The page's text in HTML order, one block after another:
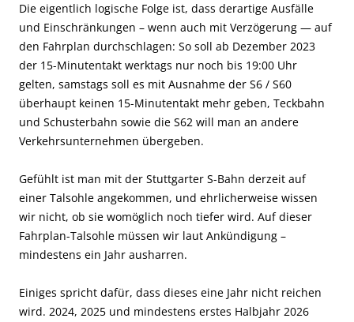
Die eigentlich logische Folge ist, dass derartige Ausfälle
und Einschränkungen – wenn auch mit Verzögerung — auf
den Fahrplan durchschlagen: So soll ab Dezember 2023
der 15-Minutentakt werktags nur noch bis 19:00 Uhr
gelten, samstags soll es mit Ausnahme der S6 / S60
überhaupt keinen 15-Minutentakt mehr geben, Teckbahn
und Schusterbahn sowie die S62 will man an andere
Verkehrsunternehmen übergeben.
Gefühlt ist man mit der Stuttgarter S-Bahn derzeit auf
einer Talsohle angekommen, und ehrlicherweise wissen
wir nicht, ob sie womöglich noch tiefer wird. Auf dieser
Fahrplan-Talsohle müssen wir laut Ankündigung –
mindestens ein Jahr ausharren.
Einiges spricht dafür, dass dieses eine Jahr nicht reichen
wird. 2024, 2025 und mindestens erstes Halbjahr 2026